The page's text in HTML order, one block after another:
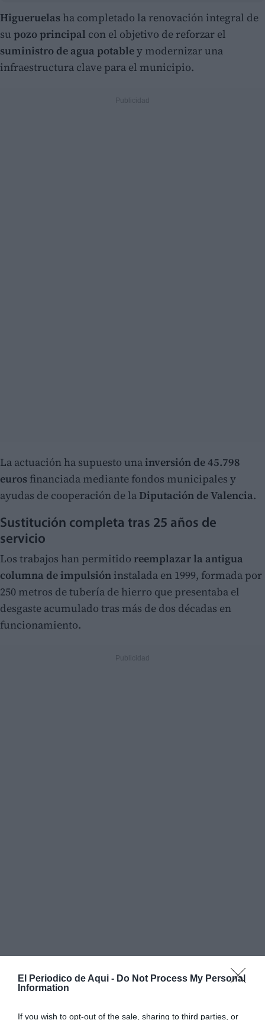
El Periodico de Aqui - Do Not Process My Personal
Information
If you wish to opt-out of the sale, sharing to third parties, or
Higueruelas ha completado la renovación integral de
su pozo principal con el objetivo de reforzar el
suministro de agua potabley modernizar una
infraestructura clave para el municipio.
La actuación ha supuesto unainversión de 45.798
euros financiada mediante fondos municipales y
ayudas de cooperación de la Diputación de Valencia.
Sustitución completa tras 25 años de
servicio
Los trabajos han permitido reemplazar la antigua
columna de impulsión instalada en 1999, formada por
250 metros de tubería de hierro que presentaba el
desgaste acumulado tras más de dos décadas en
funcionamiento.